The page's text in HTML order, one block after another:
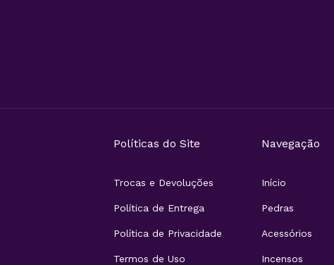
Políticas do Site
Trocas e Devoluções
Política de Entrega
Política de Privacidade
Termos de Uso
Navegação
Início
Pedras
Acessórios
Incensos